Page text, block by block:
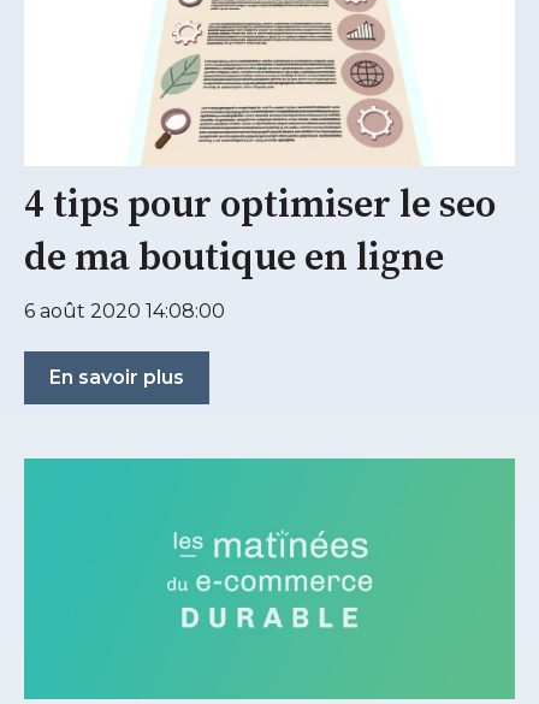
4 tips pour optimiser le seo
de ma boutique en ligne
6 août 2020 14:08:00
En savoir plus